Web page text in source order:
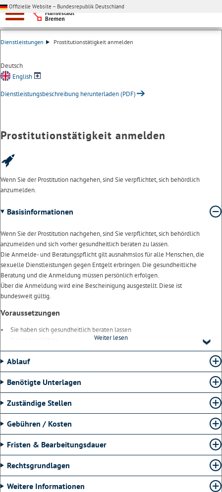
Offizielle Website – Bundesrepublik Deutschland
Dienstleistungen Prostitutionstätigkeit anmelden
Deutsch
English
Dienstleistungsbeschreibung herunterladen (PDF)
Prostitutionstätigkeit anmelden
Wenn Sie der Prostitution nachgehen, sind Sie verpflichtet, sich behördlich
anzumelden.
Basisinformationen
Wenn Sie der Prostitution nachgehen, sind Sie verpflichtet, sich behördlich
anzumelden und sich vorher gesundheitlich beraten zu lassen.
Die Anmelde- und Beratungspflicht gilt ausnahmslos für alle Menschen, die
sexuelle Dienstleistungen gegen Entgelt erbringen. Die gesundheitliche
Beratung und die Anmeldung müssen persönlich erfolgen.
Über die Anmeldung wird eine Bescheinigung ausgestellt. Diese ist
bundesweit gültig.
Voraussetzungen
Sie haben sich gesundheitlich beraten lassen
Sie sind volljährig
Weiter lesen
Ablauf
Benötigte Unterlagen
Zuständige Stellen
Gebühren / Kosten
Fristen & Bearbeitungsdauer
Rechtsgrundlagen
Weitere Informationen